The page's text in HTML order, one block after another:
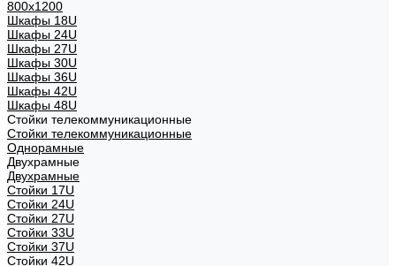
800х1200
Шкафы 18U
Шкафы 24U
Шкафы 27U
Шкафы 30U
Шкафы 36U
Шкафы 42U
Шкафы 48U
Стойки телекоммуникационные
Стойки телекоммуникационные
Однорамные
Двухрамные
Двухрамные
Стойки 17U
Стойки 24U
Стойки 27U
Стойки 33U
Стойки 37U
Стойки 42U